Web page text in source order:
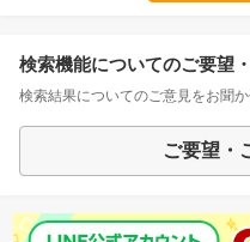
検索機能についてのご要望
検索結果についてのご意見をお聞か
ご要望・